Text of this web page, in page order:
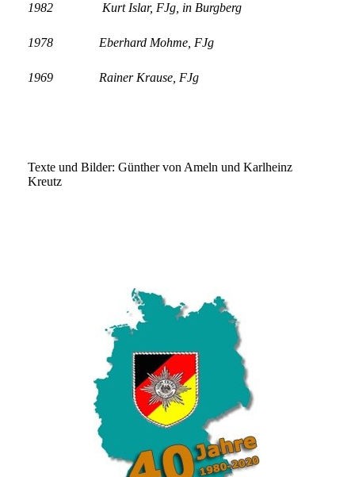
1982 Kurt Islar, FJg, in Burgberg
1978 Eberhard Mohme, FJg
1969 Rainer Krause, FJg
Texte und Bilder: Günther von Ameln und Karlheinz
Kreutz